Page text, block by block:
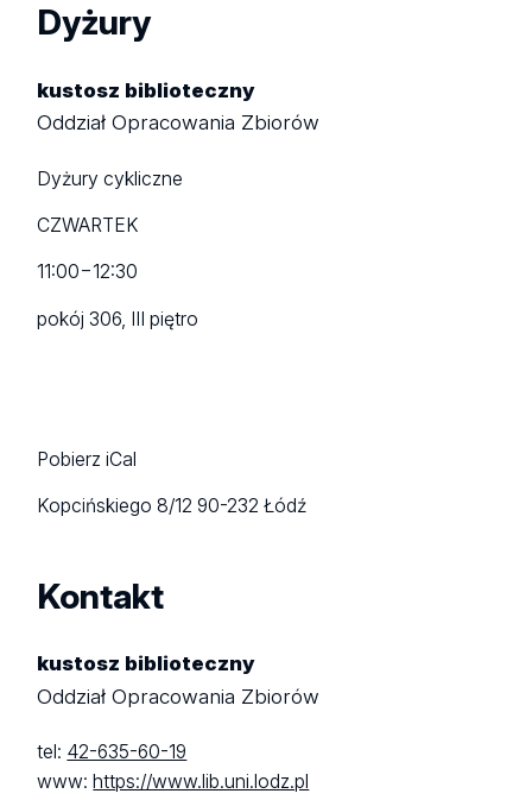
Dyżury
kustosz biblioteczny
Oddział Opracowania Zbiorów
Dyżury cykliczne
CZWARTEK
11:00−12:30
pokój 306, III piętro
Pobierz iCal
Kopcińskiego 8/1290-232 Łódź
Kontakt
kustosz biblioteczny
Oddział Opracowania Zbiorów
tel: 42-635-60-19
www:https://www.lib.uni.lodz.pl